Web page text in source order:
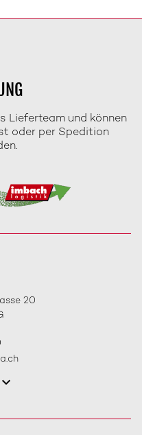
Lieferteam und können
oder per Spedition
20